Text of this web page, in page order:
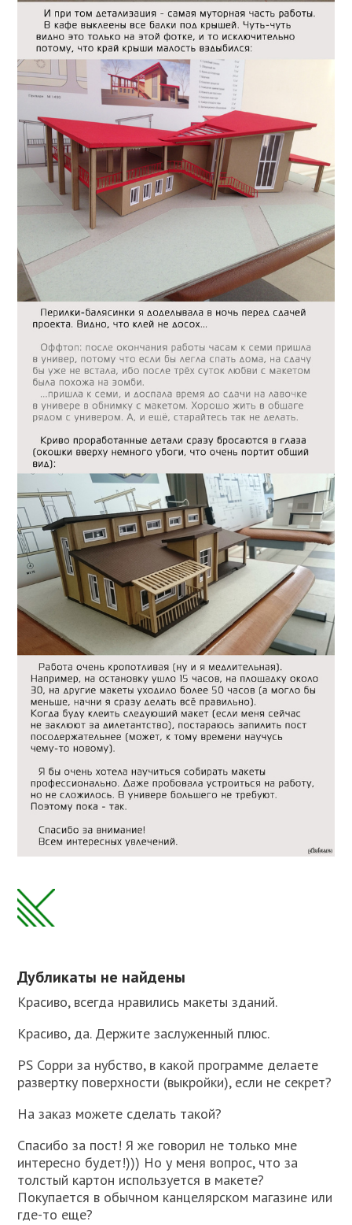
Дубликаты не найдены
Красиво, всегда нравились макеты зданий.
Красиво, да. Держите заслуженный плюс.
PS Сорри за нубство, в какой программе делаете
развертку поверхности (выкройки), если не секрет?
На заказ можете сделать такой?
Спасибо за пост! Я же говорил не только мне
интересно будет!))) Но у меня вопрос, что за
толстый картон используется в макете?
Покупается в обычном канцелярском магазине или
где-то еще?